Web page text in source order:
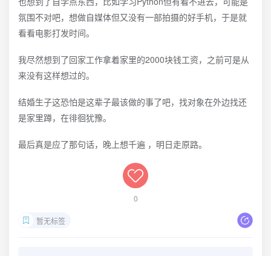
氛围不对吧，想做自媒体但又没有一部拍摄的好手机，于是就
看看电影打发时间。
我尽然想到了回家工作拿着家里的2000块钱工资，之前可是从
来没有这样想过的。
结婚生子这恐怕是这辈子最该做的事了吧，找对象在外边找还
是家里蹲，在徘徊犹豫。
最后真是应了那句话，晚上想千遍 ，明日走原路。
0
暂无标签